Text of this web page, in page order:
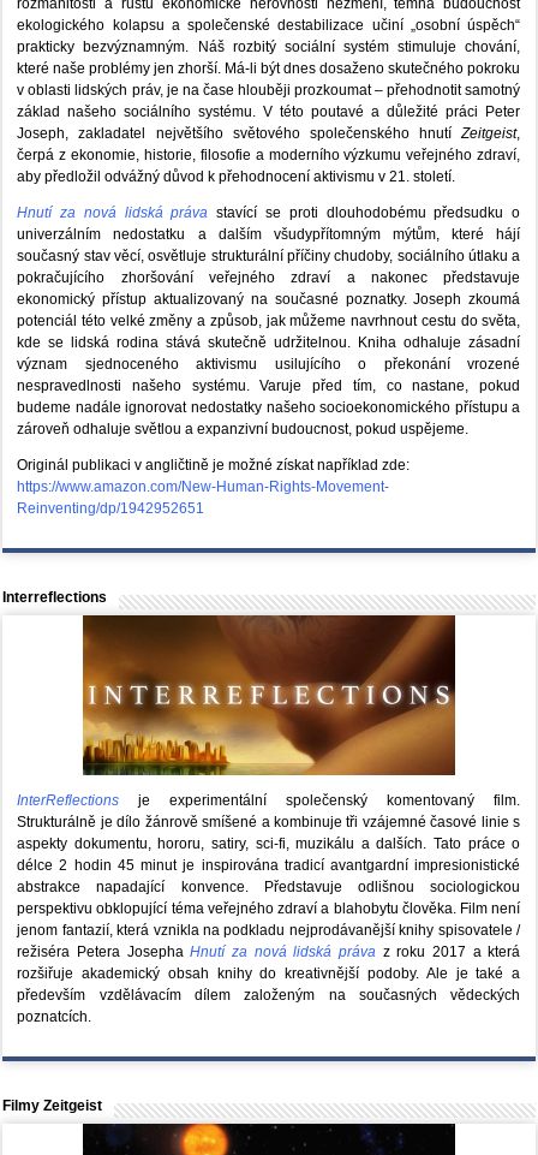
rozmanitosti a růstu ekonomické nerovnosti nezmění, temná budoucnost
ekologického kolapsu a společenské destabilizace učiní „osobní úspěch“
prakticky bezvýznamným. Náš rozbitý sociální systém stimuluje chování,
které naše problémy jen zhorší. Má-li být dnes dosaženo skutečného pokroku
v oblasti lidských práv, je na čase hlouběji prozkoumat – přehodnotit samotný
základ našeho sociálního systému. V této poutavé a důležité práci Peter
Joseph, zakladatel největšího světového společenského hnutíZeitgeist,
čerpá z ekonomie, historie, filosofie a moderního výzkumu veřejného zdraví,
aby předložil odvážný důvod k přehodnocení aktivismu v 21. století.
Hnutí za nová lidská práva stavící se proti dlouhodobému předsudku o
univerzálním nedostatku a dalším všudypřítomným mýtům, které hájí
současný stav věcí, osvětluje strukturální příčiny chudoby, sociálního útlaku a
pokračujícího zhoršování veřejného zdraví a nakonec představuje
ekonomický přístup aktualizovaný na současné poznatky. Joseph zkoumá
potenciál této velké změny a způsob, jak můžeme navrhnout cestu do světa,
kde se lidská rodina stává skutečně udržitelnou. Kniha odhaluje zásadní
význam sjednoceného aktivismu usilujícího o překonání vrozené
nespravedlnosti našeho systému. Varuje před tím, co nastane, pokud
budeme nadále ignorovat nedostatky našeho socioekonomického přístupu a
zároveň odhaluje světlou a expanzivní budoucnost, pokud uspějeme.
Originál publikaci v angličtině je možné získat například zde:
https://www.amazon.com/New-Human-Rights-Movement-
Reinventing/dp/1942952651
Interreflections
InterReflections je experimentální společenský komentovaný film.
Strukturálně je dílo žánrově smíšené a kombinuje tři vzájemné časové linie s
aspekty dokumentu, hororu, satiry, sci-fi, muzikálu a dalších. Tato práce o
délce 2 hodin 45 minut je inspirována tradicí avantgardní impresionistické
abstrakce napadající konvence. Představuje odlišnou sociologickou
perspektivu obklopující téma veřejného zdraví a blahobytu člověka. Film není
jenom fantazií, která vznikla na podkladu nejprodávanější knihy spisovatele /
režiséra Petera JosephaHnutí za nová lidská právaz roku 2017 a která
rozšiřuje akademický obsah knihy do kreativnější podoby. Ale je také a
především vzdělávacím dílem založeným na současných vědeckých
poznatcích.
Filmy Zeitgeist